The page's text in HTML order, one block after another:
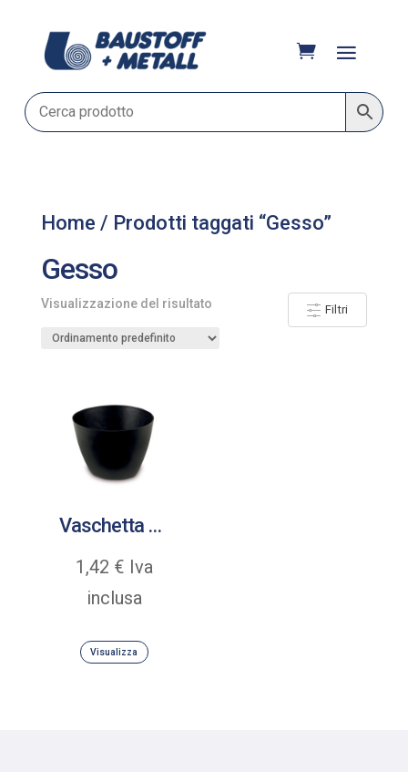
Home / Prodotti taggati “Gesso”
Gesso
Filtri
Visualizzazione del risultato
Vaschetta piatta per gesso in PVC
1,42 € Iva
inclusa
Visualizza